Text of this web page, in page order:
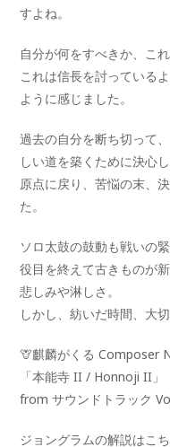
すよね。
自分が何をすべきか、こ
これは信長を討っている
ように感じました。
過去の自分を断ち切って
しい道を築くために決心し
原点に戻り、苦悩の末、
た。‬
ソロ太鼓の鼓動も戦いの
役目を終えて古きものが
悲しみや淋しさ。
しかし、紡いだ時間、大
🦒麒麟がくる Composer
「本能寺 II / Honnoji II」
from サウンドトラック
ジョングラムの解説はこ